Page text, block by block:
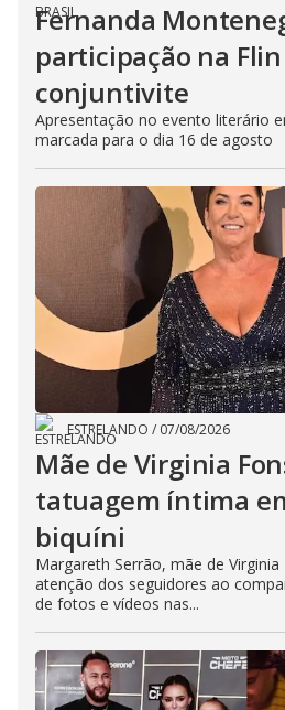
Fernanda
participação na
conjuntivite
Apresentação no evento literário
marcada para o dia 16 de agosto
ESTRELANDO / 07/08/2026
Mãe de Virginia
tatuagem íntima
biquíni
Margareth Serrão, mãe de
atenção dos seguidores ao
de fotos e vídeos nas...